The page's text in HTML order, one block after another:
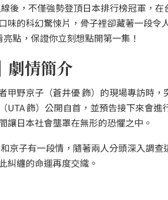
後，不僅強勢登頂日本排行榜冠軍，在
的科幻驚悚片，骨子裡卻藏著一段令
點，保證你立刻想點開第一集！
劇情簡介
野京子（蒼井優 飾）的現場專訪時，
飾）公開自首，並預告接下來會進
讓日本社會壟罩在無形的恐懼之中。
京子有一段情，隨著兩人分頭深入調查
糾纏的命運再度交織。